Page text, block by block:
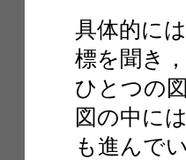
具体的に
標を聞き
ひとつの
図の中に
も進んで